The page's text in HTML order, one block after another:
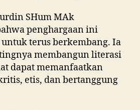
SHum MAk
penghargaan ini
terus berkembang. Ia
membangun literasi
dapat memanfaatkan
etis, dan bertanggung